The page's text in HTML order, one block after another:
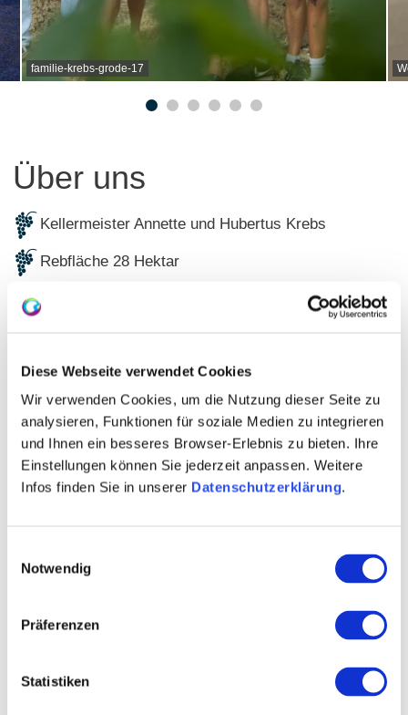
Diese Webseite verwendet Cookies
Wir verwenden Cookies, um die Nutzung dieser Seite zu
analysieren, Funktionen für soziale Medien zu integrieren
und Ihnen ein besseres Browser-Erlebnis zu bieten. Ihre
Einstellungen können Sie jederzeit anpassen. Weitere
Infos finden Sie in unserer Datenschutzerklärung.
Notwendig
Präferenzen
Statistiken
familie-krebs-grode-17
Über uns
Kellermeister Annette und Hubertus Krebs
Rebfläche 28 Hektar
Weinexport
Ab-Hof/Vinothek
Maxime Herkunft Rheinhessen
Gästezimmer
Weinseminare
PIWI’s
Glühwein